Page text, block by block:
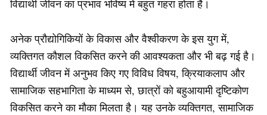
विद्यार्थी जीवन का प्रभाव भविष्य में बहुत गहरा होता है।
अनेक प्रौद्योगिकियों के विकास और वैश्वीकरण के इस युग में,
व्यक्तिगत कौशल विकसित करने की आवश्यकता और भी बढ़ गई है।
विद्यार्थी जीवन में अनुभव किए गए विविध विषय, क्रियाकलाप और
सामाजिक सहभागिता के माध्यम से, छात्रों को बहुआयामी दृष्टिकोण
विकसित करने का मौका मिलता है। यह उनके व्यक्तिगत, सामाजिक